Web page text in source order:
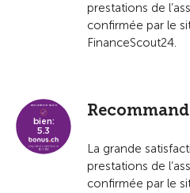
prestations de
confirmée par le
FinanceScout24.
La grande
prestations de
confirmée par le